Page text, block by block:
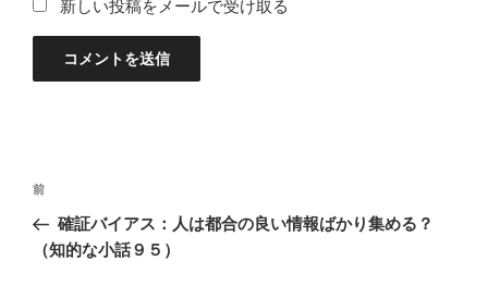
新しい投稿をメールで受け取る
投
ナ
過
去
の
前
確証バイアス：人は都合の良い情報ばかり集める？
（知的な小話９５）